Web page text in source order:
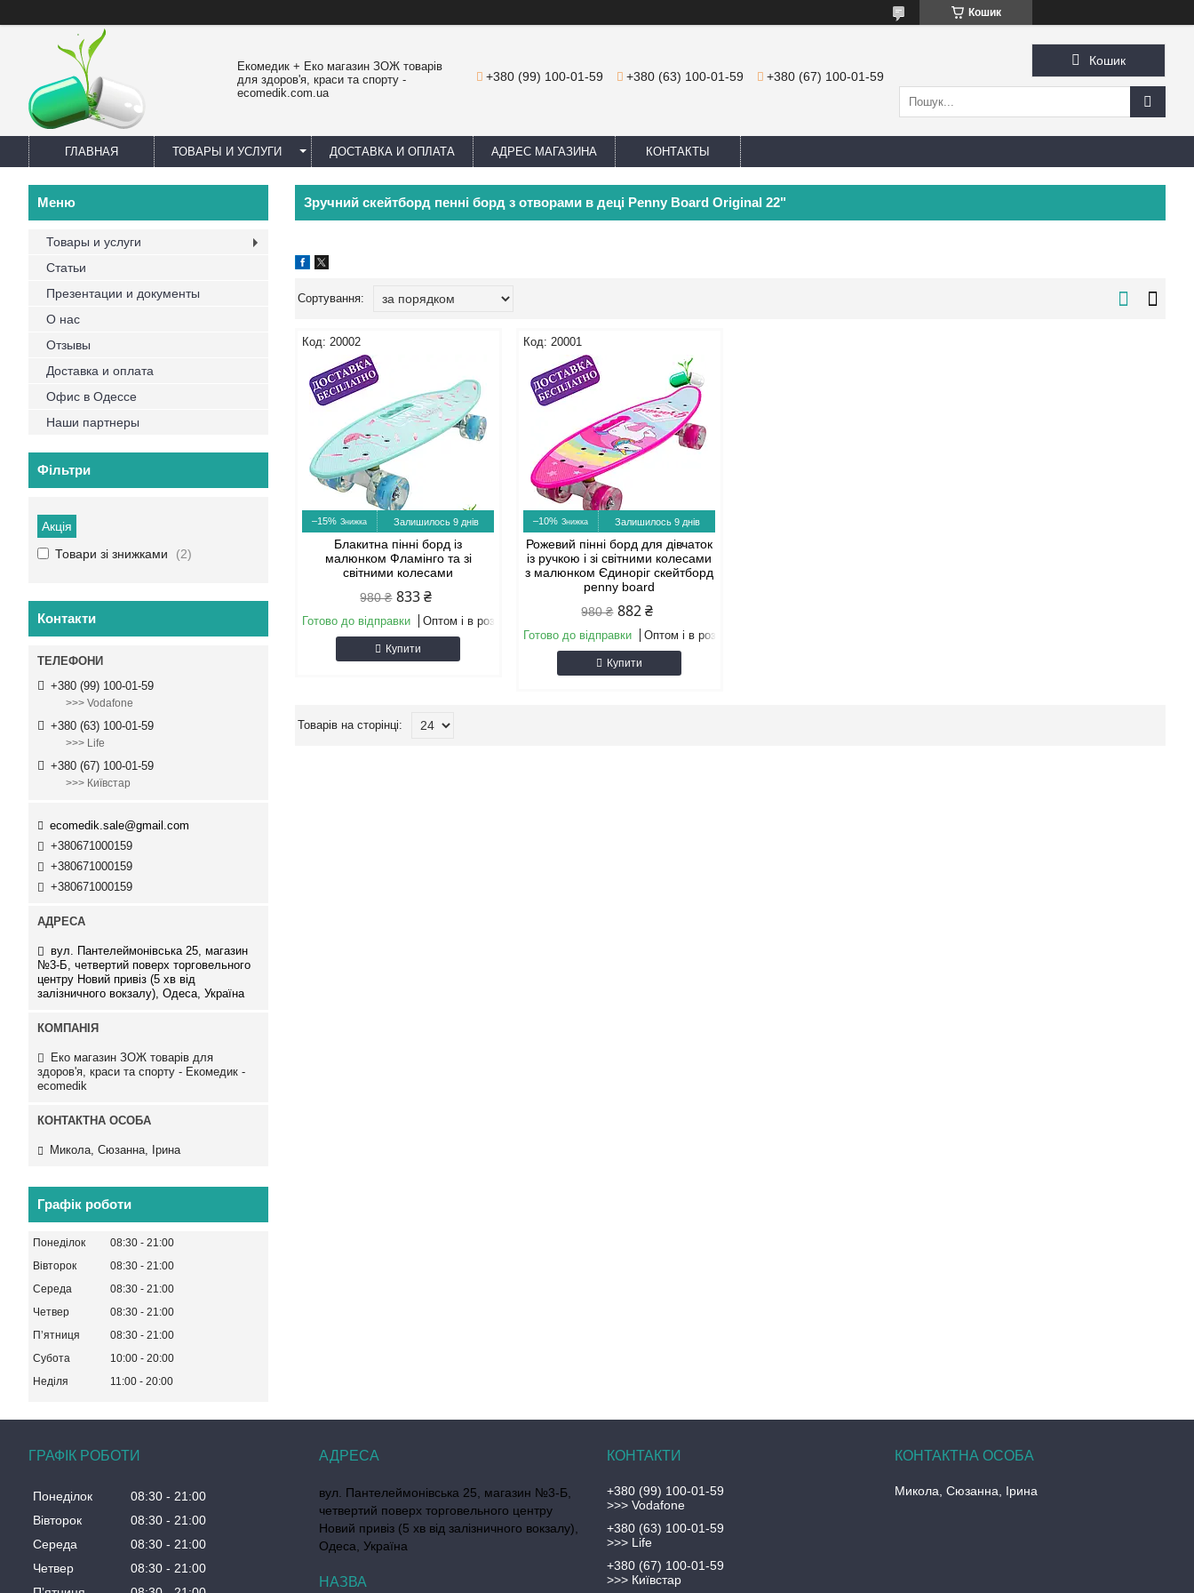
Кошик
Екомедик + Еко магазин ЗОЖ товарів
для здоров'я, краси та спорту -
ecomedik.com.ua
+380 (99) 100-01-59 +380 (63) 100-01-59 +380 (67) 100-01-59
Кошик
ГЛАВНАЯ ТОВАРЫ И УСЛУГИ ДОСТАВКА И ОПЛАТА АДРЕС МАГАЗИНА КОНТАКТЫ
Зручний скейтборд пенні борд з отворами в деці Penny Board Original 22"
20002
–15% Залишилось 9 днів
Блакитна пінні борд із
малюнком Фламінго та зі
світними колесами
980 ₴ 833 ₴
Готово до відправки Оптом і в роздріб
Купити
20001
–10% Залишилось 9 днів
Рожевий пінні борд для дівчаток
із ручкою і зі світними колесами
з малюнком Єдиноріг скейтборд
penny board
980 ₴ 882 ₴
Готово до відправки Оптом і в роздріб
Купити
Товары и услуги
Статьи
Презентации и документы
О нас
Отзывы
Доставка и оплата
Офис в Одессе
Наши партнеры
Фільтри
Акція
Товари зі знижками
2
Контакти
+380 (99) 100-01-59
>>> Vodafone
+380 (63) 100-01-59
>>> Life
+380 (67) 100-01-59
>>> Київстар
ecomedik.sale@gmail.com
+380671000159
+380671000159
+380671000159
вул. Пантелеймонівська 25, магазин
№3-Б, четвертий поверх торговельного
центру Новий привіз (5 хв від
залізничного вокзалу), Одеса, Україна
Еко магазин ЗОЖ товарів для
здоров'я, краси та спорту - Екомедик -
ecomedik
Микола, Сюзанна, Ірина
Графік роботи
Понеділок 08:30
21:00
Вівторок
08:30
21:00
Середа
08:30
21:00
Четвер
08:30
21:00
Пʼятниця
08:30
21:00
Субота
10:00
20:00
Неділя
11:00 20:00
ГРАФІК РОБОТИ
Понеділок 08:30
21:00
Вівторок
08:30
21:00
Середа
08:30
21:00
Четвер
08:30
21:00
вул. Пантелеймонівська 25, магазин №3-Б,
четвертий поверх торговельного центру
Новий привіз (5 хв від залізничного вокзалу),
Одеса, Україна
+380 (99) 100-01-59
>>> Vodafone
+380 (63) 100-01-59
>>> Life
+380 (67) 100-01-59
>>> Київстар
Микола, Сюзанна, Ірина